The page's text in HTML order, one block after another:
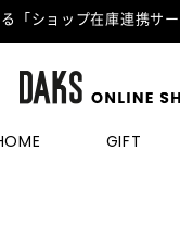
「ショップ在庫連携サ
GIFT